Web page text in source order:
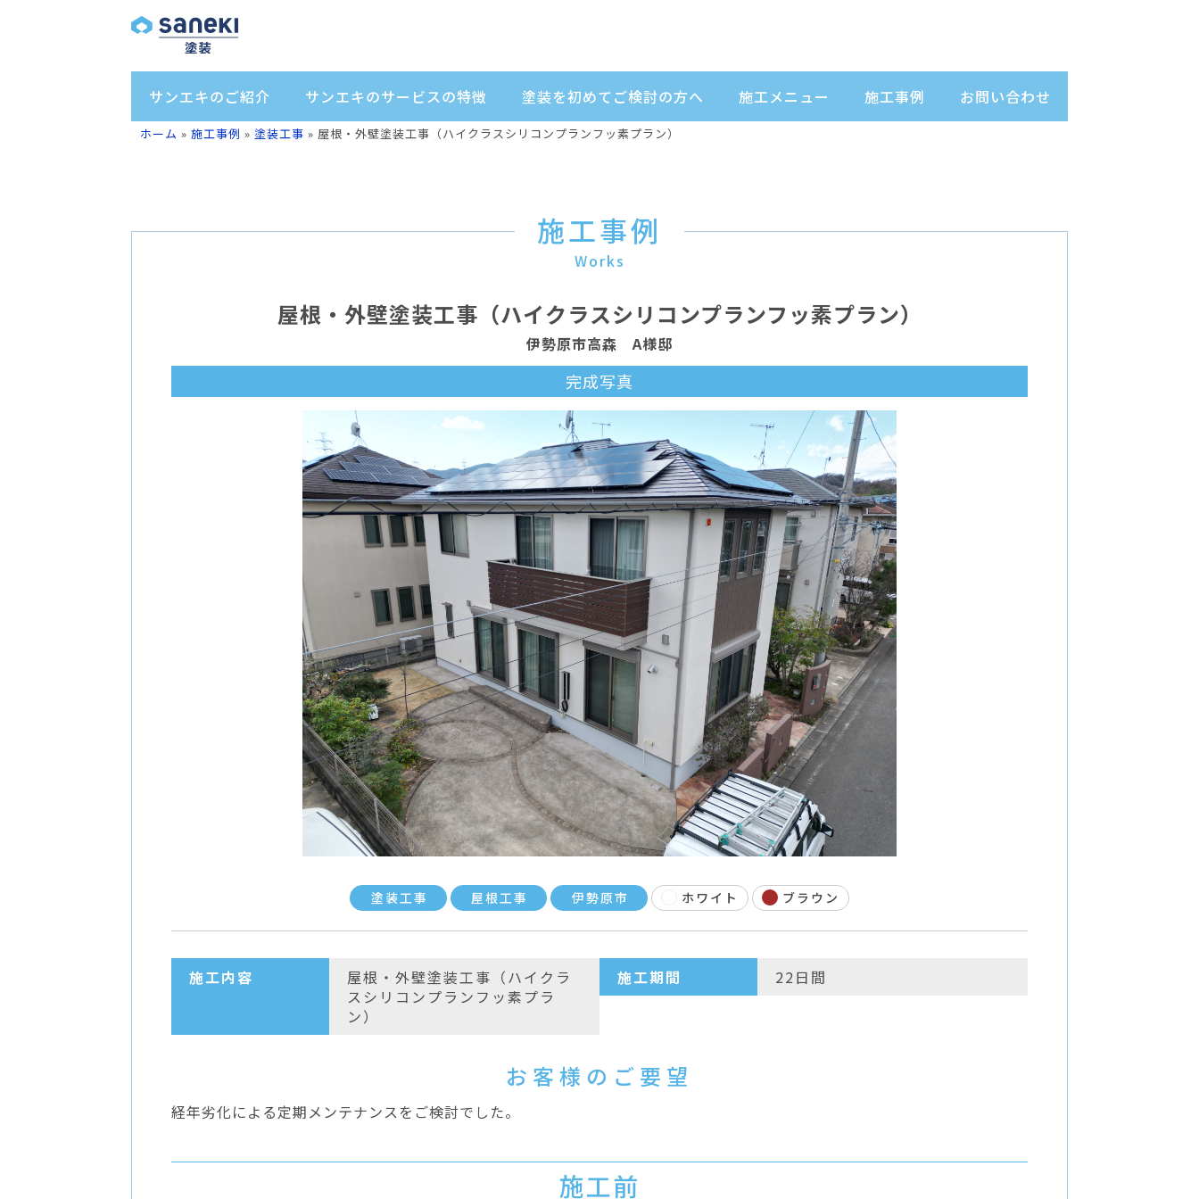
サンエキのご紹介 サンエキのサービスの特徴 塗装を初めてご検討の方へ 施工メニュー 施工事例 お問い合わせ
ホーム » 施工事例 » 塗装工事 » 屋根・外壁塗装工事（ハイクラスシリコンプランフッ素プラン）
施工事例
Works
屋根・外壁塗装工事（ハイクラスシリコンプランフッ素プラン）
伊勢原市高森 A様邸
完成写真
塗装工事 屋根工事 伊勢原市 ホワイト ブラウン
施工内容
屋根・外壁塗装工事（ハイクラ
スシリコンプランフッ素プラ
ン）
施工期間 22日間
お客様のご要望
経年劣化による定期メンテナンスをご検討でした。
施工前